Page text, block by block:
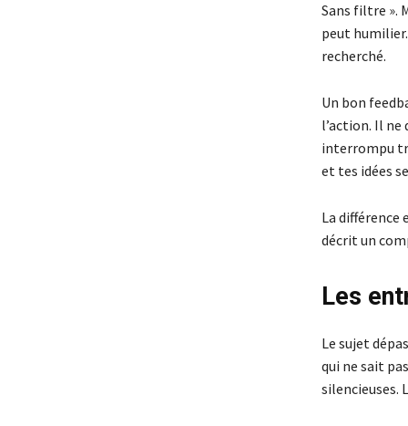
Sans filtre ».
peut
recherché.
Un bon
l’action. Il ne
interrompu
et tes idées
La différence
décrit un
Les
Le sujet
qui ne sait
silencieuses.